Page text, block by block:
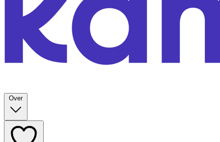
Over